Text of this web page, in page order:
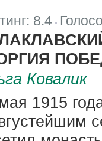
8.4 |
Ковалик
1915